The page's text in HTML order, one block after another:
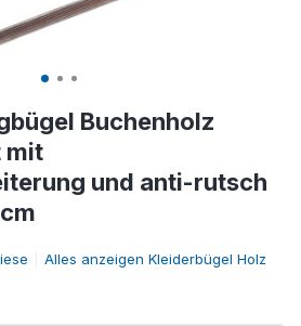
Buchenholz
mit
und anti-rutsch
Alles anzeigen Kleiderbügel Holz